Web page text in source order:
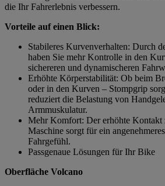
die Ihr Fahrerlebnis verbessern.
Vorteile auf einen Blick:
Stabileres Kurvenverhalten: Durch
haben Sie mehr Kontrolle in den
sichereren und dynamischeren
Erhöhte Körperstabilität: Ob beim
oder in den Kurven – Stompgrip
reduziert die Belastung von
Armmuskulatur.
Mehr Komfort: Der erhöhte Kontakt
Maschine sorgt für ein
Fahrgefühl.
Passgenaue Lösungen für Ihr Bike
Oberfläche Volcano